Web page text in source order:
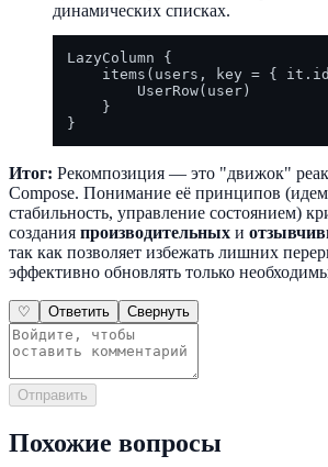
динамических списках.
LazyColumn {
items(users, key = {
        UserRow(user)
    }
Итог: Рекомпозиция — это "движок"
Compose. Понимание её принципов
стабильность, управление состоянием)
создания производительных и
так как позволяет избежать лишних
эффективно обновлять только
♡ Ответить Свернуть
Отправить
Похожие вопросы